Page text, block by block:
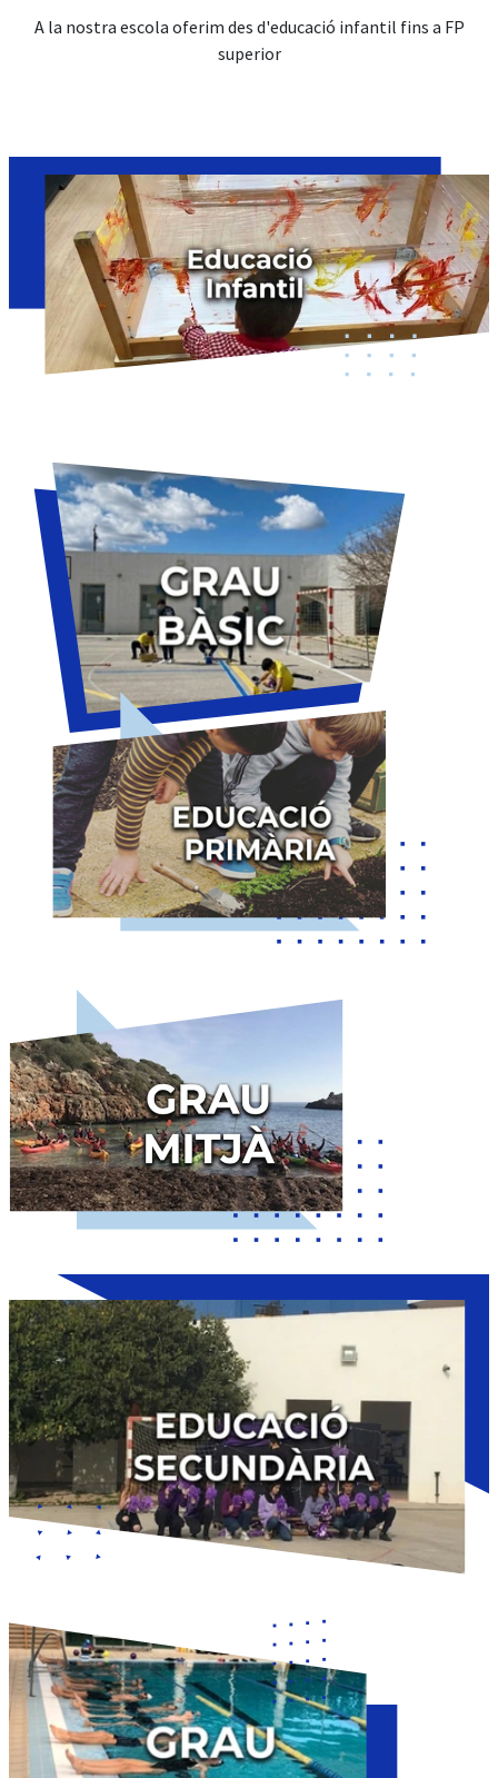
A la nostra escola oferim des d'educació infantil fins a FP
superior